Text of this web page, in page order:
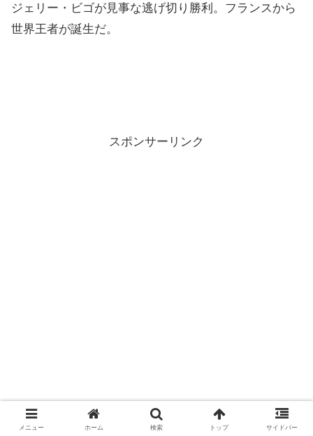
ジェリー・ビゴが見事な逃げ切り勝利。フランスから
世界王者が誕生だ。
スポンサーリンク
メニュー ホーム 検索 トップ サイドバー